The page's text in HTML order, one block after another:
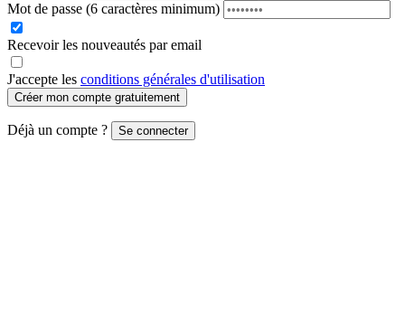
Mot de passe (6 caractères minimum)
Recevoir les nouveautés par email
J'accepte les conditions générales d'utilisation
Créer mon compte gratuitement
Déjà un compte ? Se connecter